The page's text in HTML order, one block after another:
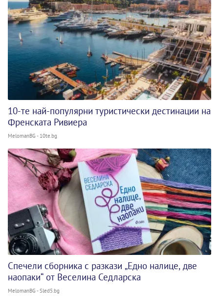
10-те най-популярни туристически дестинации на
Френската Ривиера
MelomanBG - 10te.bg
Спечели сборника с разкази „Едно налице, две
наопаки“ от Веселина Седларска
MelomanBG - Sled5.bg